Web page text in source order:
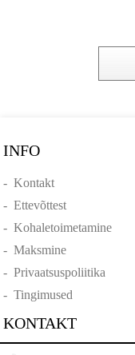
INFO
-Kontakt
-Ettevõttest
-Kohaletoimetamine
-Maksmine
-Privaatsuspoliitika
-Tingimused
KONTAKT